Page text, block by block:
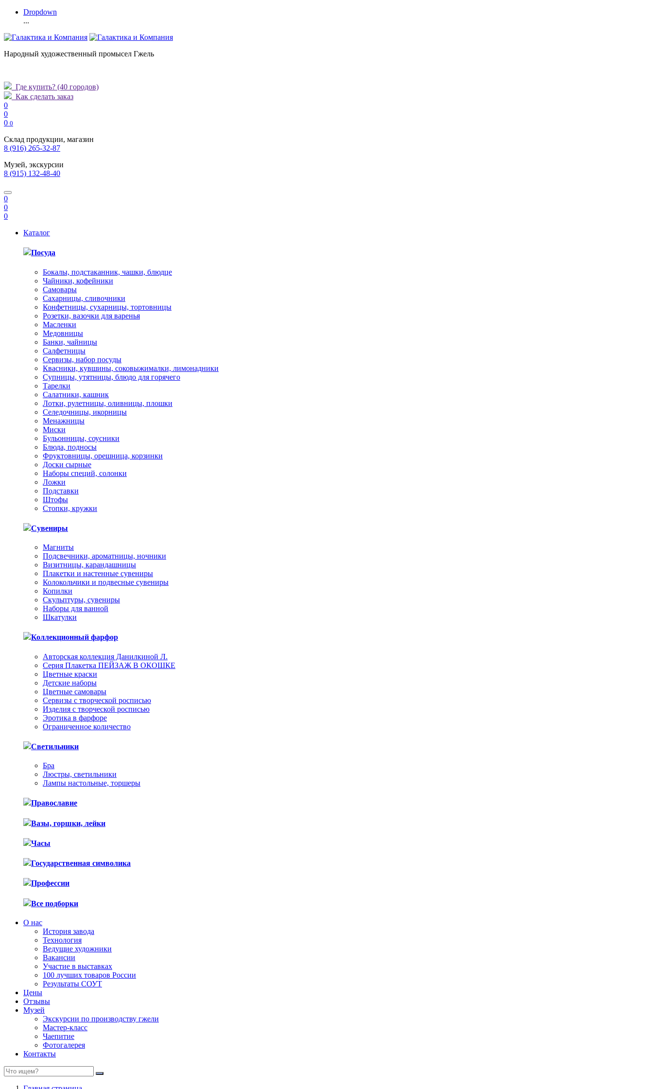
Dropdown
...
Народный художественный промысел Гжель
Где купить? (40 городов)
Как сделать заказ
0
0
0 0
Склад продукции, магазин
8 (916) 265-32-87
Музей, экскурсии
8 (915) 132-48-40
0
0
0
Каталог
Посуда
Бокалы, подстаканник, чашки, блюдце
Чайники, кофейники
Самовары
Сахарницы, сливочники
Конфетницы, сухарницы, тортовницы
Розетки, вазочки для варенья
Масленки
Медовницы
Банки, чайницы
Салфетницы
Сервизы, набор посуды
Квасники, кувшины, соковыжималки, лимонадники
Супницы, утятницы, блюдо для горячего
Тарелки
Салатники, кашник
Лотки, рулетницы, оливницы, плошки
Селедочницы, икорницы
Менажницы
Миски
Бульонницы, соусники
Блюда, подносы
Фруктовницы, орешница, корзинки
Доски сырные
Наборы специй, солонки
Ложки
Подставки
Штофы
Стопки, кружки
Сувениры
Магниты
Подсвечники, ароматницы, ночники
Визитницы, карандашницы
Плакетки и настенные сувениры
Колокольчики и подвесные сувениры
Копилки
Скульптуры, сувениры
Наборы для ванной
Шкатулки
Коллекционный фарфор
Авторская коллекция Данилкиной Л.
Серия Плакетка ПЕЙЗАЖ В ОКОШКЕ
Цветные краски
Детские наборы
Цветные самовары
Сервизы с творческой росписью
Изделия с творческой росписью
Эротика в фарфоре
Ограниченное количество
Светильники
Бра
Люстры, светильники
Лампы настольные, торшеры
Православие
Вазы, горшки, лейки
Часы
Государственная символика
Профессии
Все подборки
О нас
История завода
Технология
Ведущие художники
Вакансии
Участие в выставках
100 лучших товаров России
Результаты СОУТ
Цены
Отзывы
Музей
Экскурсии по производству гжели
Мастер-класс
Чаепитие
Фотогалерея
Контакты